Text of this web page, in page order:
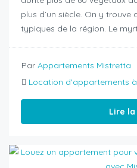
plus d’un siècle. On y trouve
typiques de la région. Le
Par Appartements Mistretta
Location d'appartements
Lire